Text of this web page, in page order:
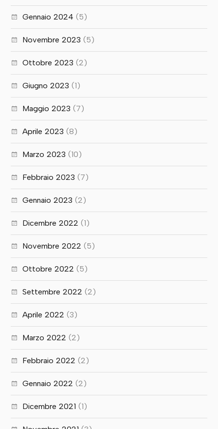
Gennaio 2024 (5)
Novembre 2023 (5)
Ottobre 2023 (2)
Giugno 2023 (1)
Maggio 2023 (7)
Aprile 2023 (8)
Marzo 2023 (10)
Febbraio 2023 (7)
Gennaio 2023 (2)
Dicembre 2022 (1)
Novembre 2022 (5)
Ottobre 2022 (5)
Settembre 2022 (2)
Aprile 2022 (3)
Marzo 2022 (2)
Febbraio 2022 (2)
Gennaio 2022 (2)
Dicembre 2021 (1)